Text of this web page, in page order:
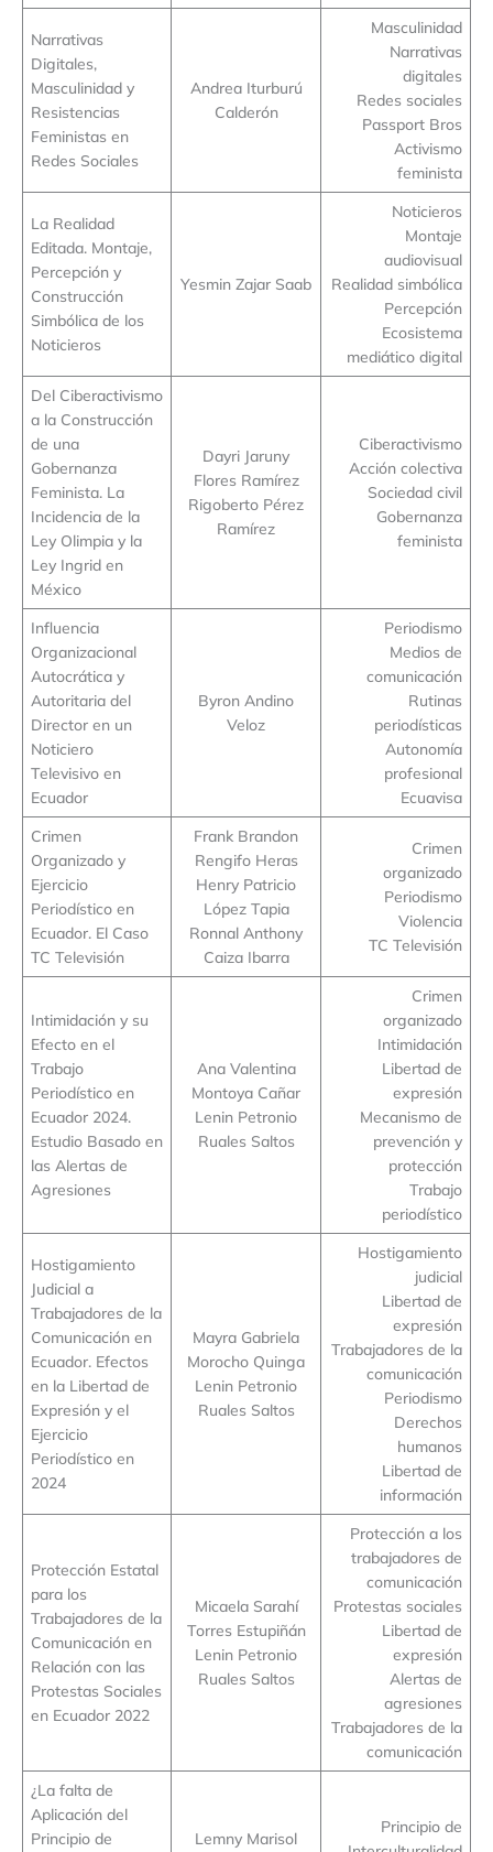
Narrativas
Digitales,
Masculinidad y
Resistencias
Feministas en
Redes Sociales
Andrea Iturburú
Calderón
Masculinidad
Narrativas
digitales
Redes sociales
Passport Bros
Activismo
feminista
La Realidad
Editada. Montaje,
Percepción y
Construcción
Simbólica de los
Noticieros
Yesmin Zajar Saab
Noticieros
Montaje
audiovisual
Realidad simbólica
Percepción
Ecosistema
mediático digital
Del Ciberactivismo
a la Construcción
de una
Gobernanza
Feminista. La
Incidencia de la
Ley Olimpia y la
Ley Ingrid en
México
Dayri Jaruny
Flores Ramírez
Rigoberto Pérez
Ramírez
Ciberactivismo
Acción colectiva
Sociedad civil
Gobernanza
feminista
Influencia
Organizacional
Autocrática y
Autoritaria del
Director en un
Noticiero
Televisivo en
Ecuador
Byron Andino
Veloz
Periodismo
Medios de
comunicación
Rutinas
periodísticas
Autonomía
profesional
Ecuavisa
Crimen
Organizado y
Ejercicio
Periodístico en
Ecuador. El Caso
TC Televisión
Frank Brandon
Rengifo Heras
Henry Patricio
López Tapia
Ronnal Anthony
Caiza Ibarra
Crimen
organizado
Periodismo
Violencia
TC Televisión
Intimidación y su
Efecto en el
Trabajo
Periodístico en
Ecuador 2024.
Estudio Basado en
las Alertas de
Agresiones
Ana Valentina
Montoya Cañar
Lenin Petronio
Ruales Saltos
Crimen
organizado
Intimidación
Libertad de
expresión
Mecanismo de
prevención y
protección
Trabajo
periodístico
Hostigamiento
Judicial a
Trabajadores de la
Comunicación en
Ecuador. Efectos
en la Libertad de
Expresión y el
Ejercicio
Periodístico en
2024
Mayra Gabriela
Morocho Quinga
Lenin Petronio
Ruales Saltos
Hostigamiento
judicial
Libertad de
expresión
Trabajadores de la
comunicación
Periodismo
Derechos
humanos
Libertad de
información
Protección Estatal
para los
Trabajadores de la
Comunicación en
Relación con las
Protestas Sociales
en Ecuador 2022
Micaela Sarahí
Torres Estupiñán
Lenin Petronio
Ruales Saltos
Protección a los
trabajadores de
comunicación
Protestas sociales
Libertad de
expresión
Alertas de
agresiones
Trabajadores de la
comunicación
¿La falta de
Aplicación del
Principio de
Lemny Marisol
Principio de